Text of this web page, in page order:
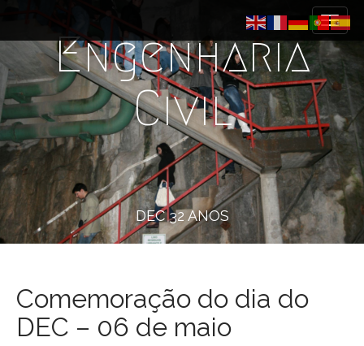
n
m
e
n
u
i
p
o
c
o
n
t
e
n
t
Engenharia
Civil
DEC 32 ANOS
Comemoração do dia do
DEC – 06 de maio